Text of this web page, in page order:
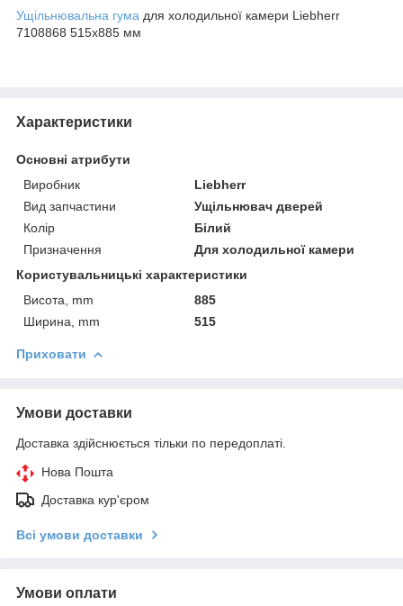
Ущільнювальна гума для холодильної камери Liebherr
7108868 515х885 мм
Характеристики
Основні атрибути
Виробник
Liebherr
Вид запчастини
Ущільнювач дверей
Колір
Білий
Призначення
Для холодильної камери
Користувальницькі характеристики
Висота, mm
885
Ширина, mm
515
Приховати
Умови доставки
Доставка здійснюється тільки по передоплаті.
Нова Пошта
Доставка кур'єром
Всі умови доставки
Умови оплати